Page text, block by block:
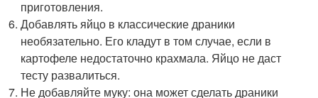
приготовления.
Добавлять яйцо в классические драники
необязательно. Его кладут в том случае, если в
картофеле недостаточно крахмала. Яйцо не даст
тесту развалиться.
Не добавляйте муку: она может сделать драники